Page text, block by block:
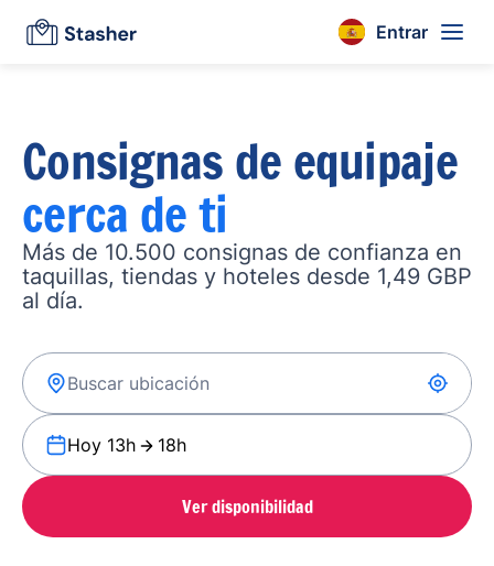
Entrar
Consignas de equipaje
cerca de ti
Más de 10.500 consignas de confianza en
taquillas, tiendas y hoteles desde 1,49 GBP
al día.
Hoy 13h 18h
Ver disponibilidad